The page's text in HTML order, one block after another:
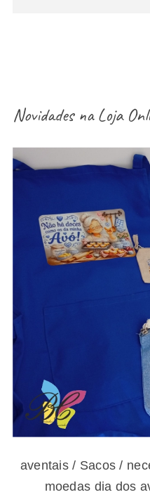
Novidades naLoja
aventais / Sacos
porta-moedas dia
aventais / Sacos /
moedas dia dos